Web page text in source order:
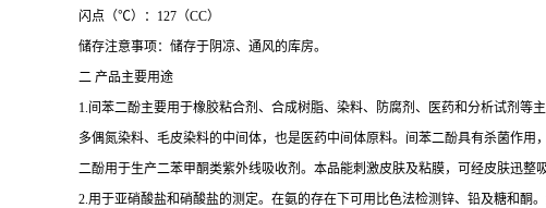
闪点（℃）：127（CC）
储存注意事项：储存于阴凉、通风的库房。
二 产品主要用途
1.间苯二酚主要用于橡胶粘合剂、合成树脂、染料、防腐剂、医药和分析试剂
多偶氮染料、毛皮染料的中间体，也是医药中间体原料。间苯二酚具有杀菌作
二酚用于生产二苯甲酮类紫外线吸收剂。本品能刺激皮肤及粘膜，可经皮肤迅整
2.用于亚硝酸盐和硝酸盐的测定。在氨的存在下可用比色法检测锌、铅及糖和酮